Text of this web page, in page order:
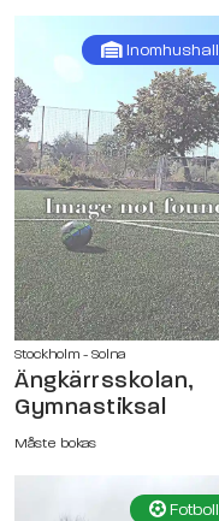
Inomhushall
Stockholm - Solna
Ängkärrsskolan,
Gymnastiksal
Måste bokas
Fotboll